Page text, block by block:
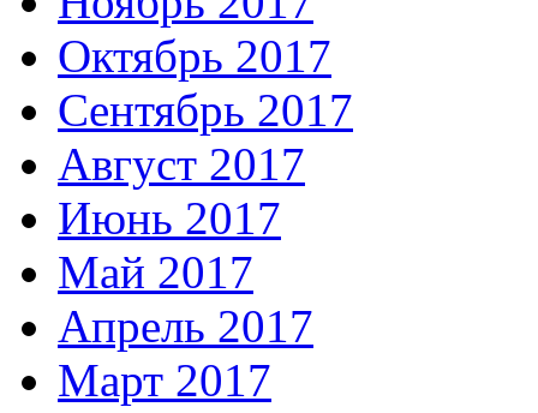
Октябрь 2017
Сентябрь 2017
Август 2017
Июнь 2017
Май 2017
Апрель 2017
Март 2017